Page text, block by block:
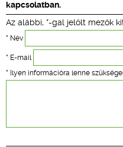
ÉPÍTÉSI
kapcsolatban.
Az alábbi, *-gal jelölt mezők
* Név
* E-mail
* Ilyen információra lenne